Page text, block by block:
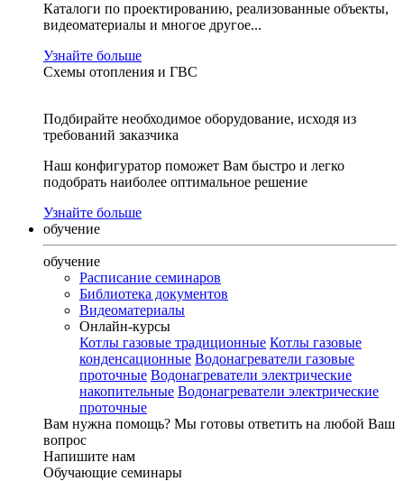
Каталоги по проектированию, реализованные объекты,
видеоматериалы и многое другое...
Узнайте больше
Схемы отопления и ГВС
Подбирайте необходимое оборудование, исходя из
требований заказчика
Наш конфигуратор поможет Вам быстро и легко
подобрать наиболее оптимальное решение
Узнайте больше
обучение
обучение
Расписание семинаров
Библиотека документов
Видеоматериалы
Онлайн-курсы
Котлы газовые традиционные Котлы газовые
конденсационные Водонагреватели газовые
проточные Водонагреватели электрические
накопительные Водонагреватели электрические
проточные
Вам нужна помощь? Мы готовы ответить на любой Ваш
вопрос
Напишите нам
Обучающие семинары